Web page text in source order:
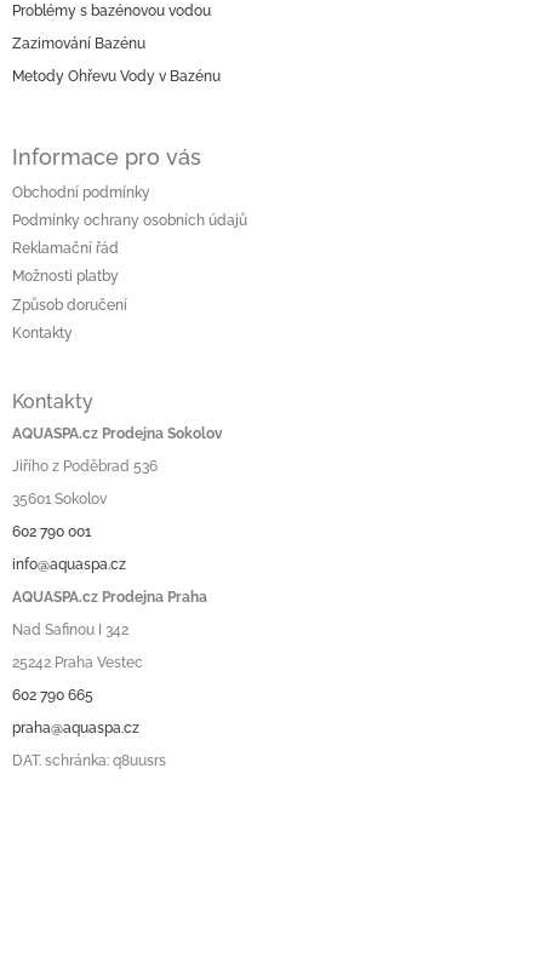
Problémy s bazénovou vodou
Zazimování Bazénu
Metody Ohřevu Vody v Bazénu
Informace pro vás
Obchodní podmínky
Podmínky ochrany osobních údajů
Reklamační řád
Možnosti platby
Způsob doručení
Kontakty
Kontakty
AQUASPA.cz Prodejna Sokolov
Jiřího z Poděbrad 536
35601 Sokolov
602 790 001
info@aquaspa.cz
AQUASPA.cz Prodejna Praha
Nad Safinou I 342
25242 Praha Vestec
602 790 665
praha@aquaspa.cz
DAT. schránka: q8uusrs